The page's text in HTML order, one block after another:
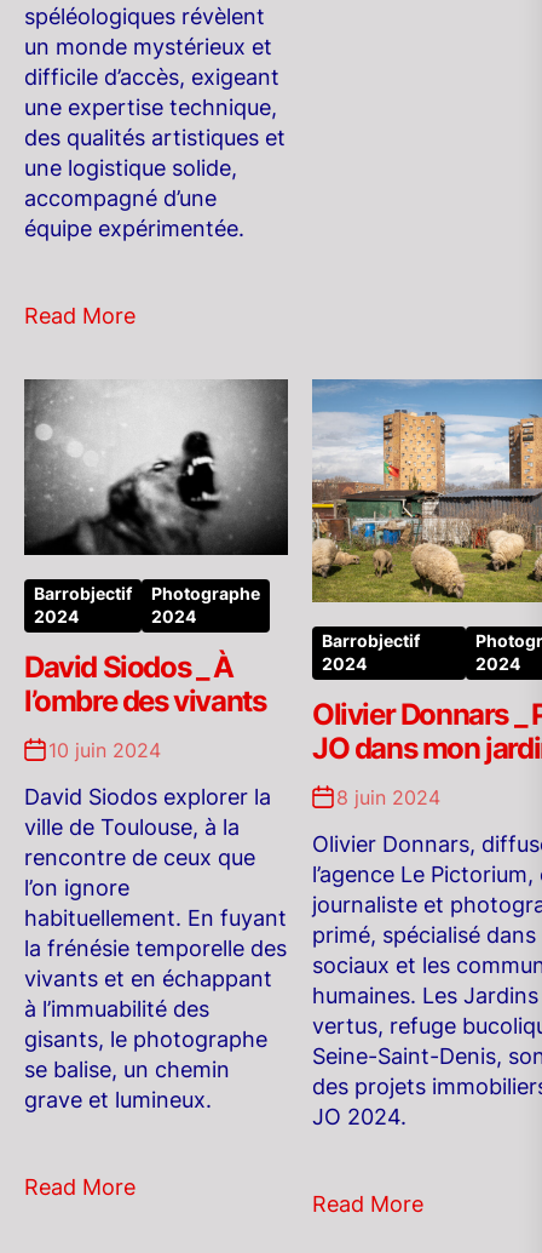
spéléologiques révèlent
un monde mystérieux et
difficile d’accès, exigeant
une expertise technique,
des qualités artistiques et
une logistique solide,
accompagné d’une
équipe expérimentée.
Read More
Barrobjectif
2024
Photographe
2024
David Siodos _ À
l’ombre des vivants
10 juin 2024
David Siodos explorer la
ville de Toulouse, à la
rencontre de ceux que
l’on ignore
habituellement. En fuyant
la frénésie temporelle des
vivants et en échappant
à l’immuabilité des
gisants, le photographe
se balise, un chemin
grave et lumineux.
Read More
Barrobjectif
2024
2024
Olivier Donnars _
JO dans mon
8 juin 2024
Olivier Donnars,
l’agence Le
journaliste et
primé, spécialisé dans
sociaux et les
humaines. Les
vertus, refuge
Seine-Saint-Denis,
des projets
JO 2024.
Read More